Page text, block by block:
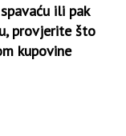
ili pak
provjerite što
kupovine